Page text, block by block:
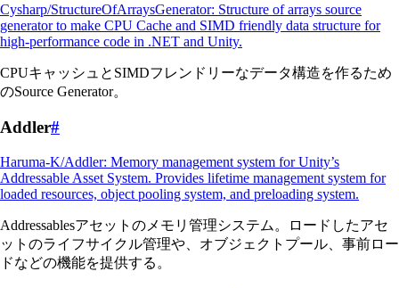
Cysharp/StructureOfArraysGenerator: Structure of arrays source
generator to make CPU Cache and SIMD friendly data structure for
high-performance code in .NET and Unity.
CPUキャッシュとSIMDフレンドリーなデータ構造を作るため
のSource Generator。
Addler#
Haruma-K/Addler: Memory management system for Unity’s
Addressable Asset System. Provides lifetime management system for
loaded resources, object pooling system, and preloading system.
Addressablesアセットのメモリ管理システム。ロードしたアセ
ットのライフサイクル管理や、オブジェクトプール、事前ロー
ドなどの機能を提供する。